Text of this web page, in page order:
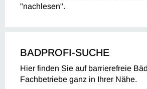
"nachlesen".
BADPROFI-SUCHE
Hier finden Sie auf barrierefreie
Fachbetriebe ganz in Ihrer Nähe.